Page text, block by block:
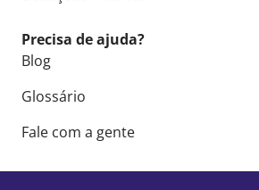
Precisa de ajuda?
Blog
Glossário
Fale com a gente